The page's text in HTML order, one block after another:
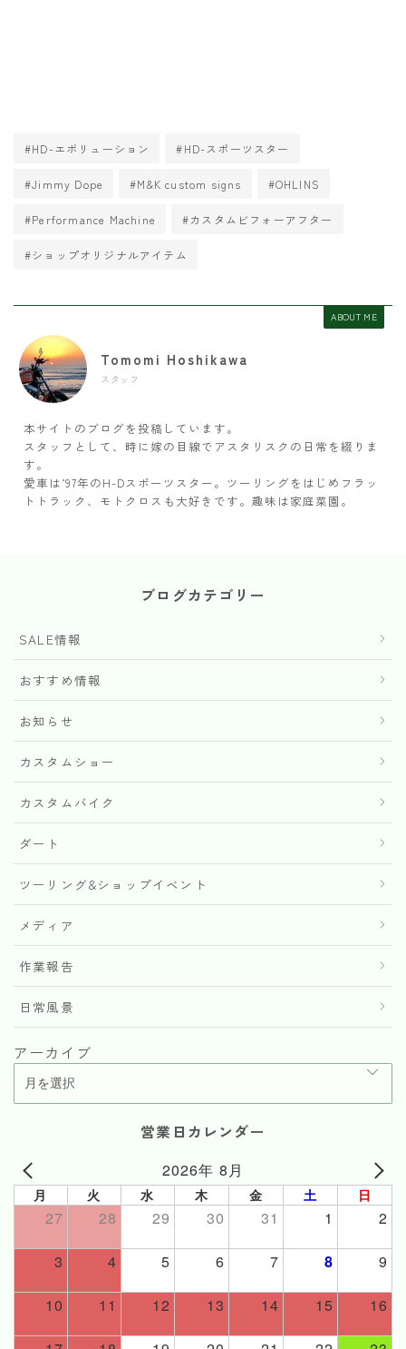
#HD-エボリューション #HD-スポーツスター
#Jimmy Dope #M&K custom signs #OHLINS
#Performance Machine #カスタムビフォーアフター
#ショップオリジナルアイテム
ABOUT ME
Tomomi Hoshikawa
スタッフ
本サイトのブログを投稿しています。
スタッフとして、時に嫁の目線でアスタリスクの日常を綴りま
す。
愛車は’97年のH-Dスポーツスター。ツーリングをはじめフラッ
トトラック、モトクロスも大好きです。趣味は家庭菜園。
ブログカテゴリー
SALE情報
おすすめ情報
お知らせ
カスタムショー
カスタムバイク
ダート
ツーリング&ショップイベント
メディア
作業報告
日常風景
アーカイブ
営業日カレンダー
2026年 8月
月 火 水 木 金 土 日
27 28 29 30 31 1 2
3 4 5 6 7 8 9
10 11 12 13 14 15 16